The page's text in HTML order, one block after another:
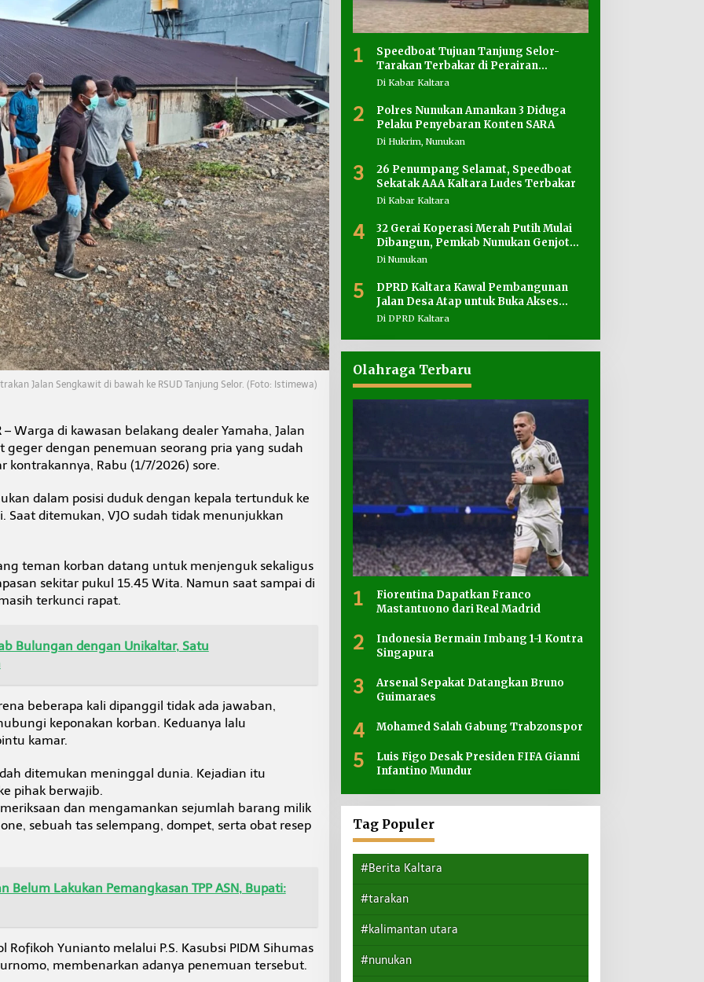
Jalan Sengkawit di bawah ke RSUD Tanjung Selor. (Foto: Istimewa)
– Warga di kawasan belakang dealer Yamaha, Jalan
geger dengan penemuan seorang pria yang sudah
kontrakannya, Rabu (1/7/2026) sore.
dalam posisi duduk dengan kepala tertunduk ke
ditemukan, VJO sudah tidak menunjukkan
teman korban datang untuk menjenguk sekaligus
sekitar pukul 15.45 Wita. Namun saat sampai di
terkunci rapat.
Bulungan dengan Unikaltar, Satu
beberapa kali dipanggil tidak ada jawaban,
keponakan korban. Keduanya lalu
kamar.
ditemukan meninggal dunia. Kejadian itu
pihak berwajib.
dan mengamankan sejumlah barang milik
sebuah tas selempang, dompet, serta obat resep
Belum Lakukan Pemangkasan TPP ASN, Bupati:
Rofikoh Yunianto melalui P.S. Kasubsi PIDM Sihumas
membenarkan adanya penemuan tersebut.
1
Speedboat Tujuan Tanjung Selor-
Tarakan Terbakar di Perairan
Salimbatu
Di Kabar Kaltara
2
Polres Nunukan Amankan 3 Diduga
Pelaku Penyebaran Konten SARA
Di Hukrim, Nunukan
3
26 Penumpang Selamat, Speedboat
Sekatak AAA Kaltara Ludes Terbakar
Di Kabar Kaltara
4
32 Gerai Koperasi Merah Putih Mulai
Dibangun, Pemkab Nunukan Genjot
Penyediaan Lahan
Di Nunukan
5
DPRD Kaltara Kawal Pembangunan
Jalan Desa Atap untuk Buka Akses
Wilayah Perbatasan
Di DPRD Kaltara
Olahraga Terbaru
1
Fiorentina Dapatkan Franco
Mastantuono dari Real Madrid
2
Indonesia Bermain Imbang 1-1 Kontra
Singapura
3
Arsenal Sepakat Datangkan Bruno
Guimaraes
4 Mohamed Salah Gabung Trabzonspor
5
Luis Figo Desak Presiden FIFA Gianni
Infantino Mundur
Tag Populer
#Berita Kaltara
#tarakan
#kalimantan utara
#nunukan